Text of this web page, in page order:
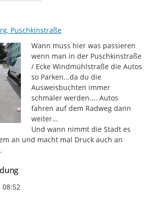
Puschkinstraße
Wann muss hier was passieren
wenn man in der Puschkinstraße
/ Ecke Windmühlstraße die Autos
so Parken...da du die
Ausweisbuchten immer
schmäler werden.... Autos
fahren auf dem Radweg dann
weiter...
Und wann nimmt die Stadt es
an und macht mal Druck auch an
Erstellens
08:52